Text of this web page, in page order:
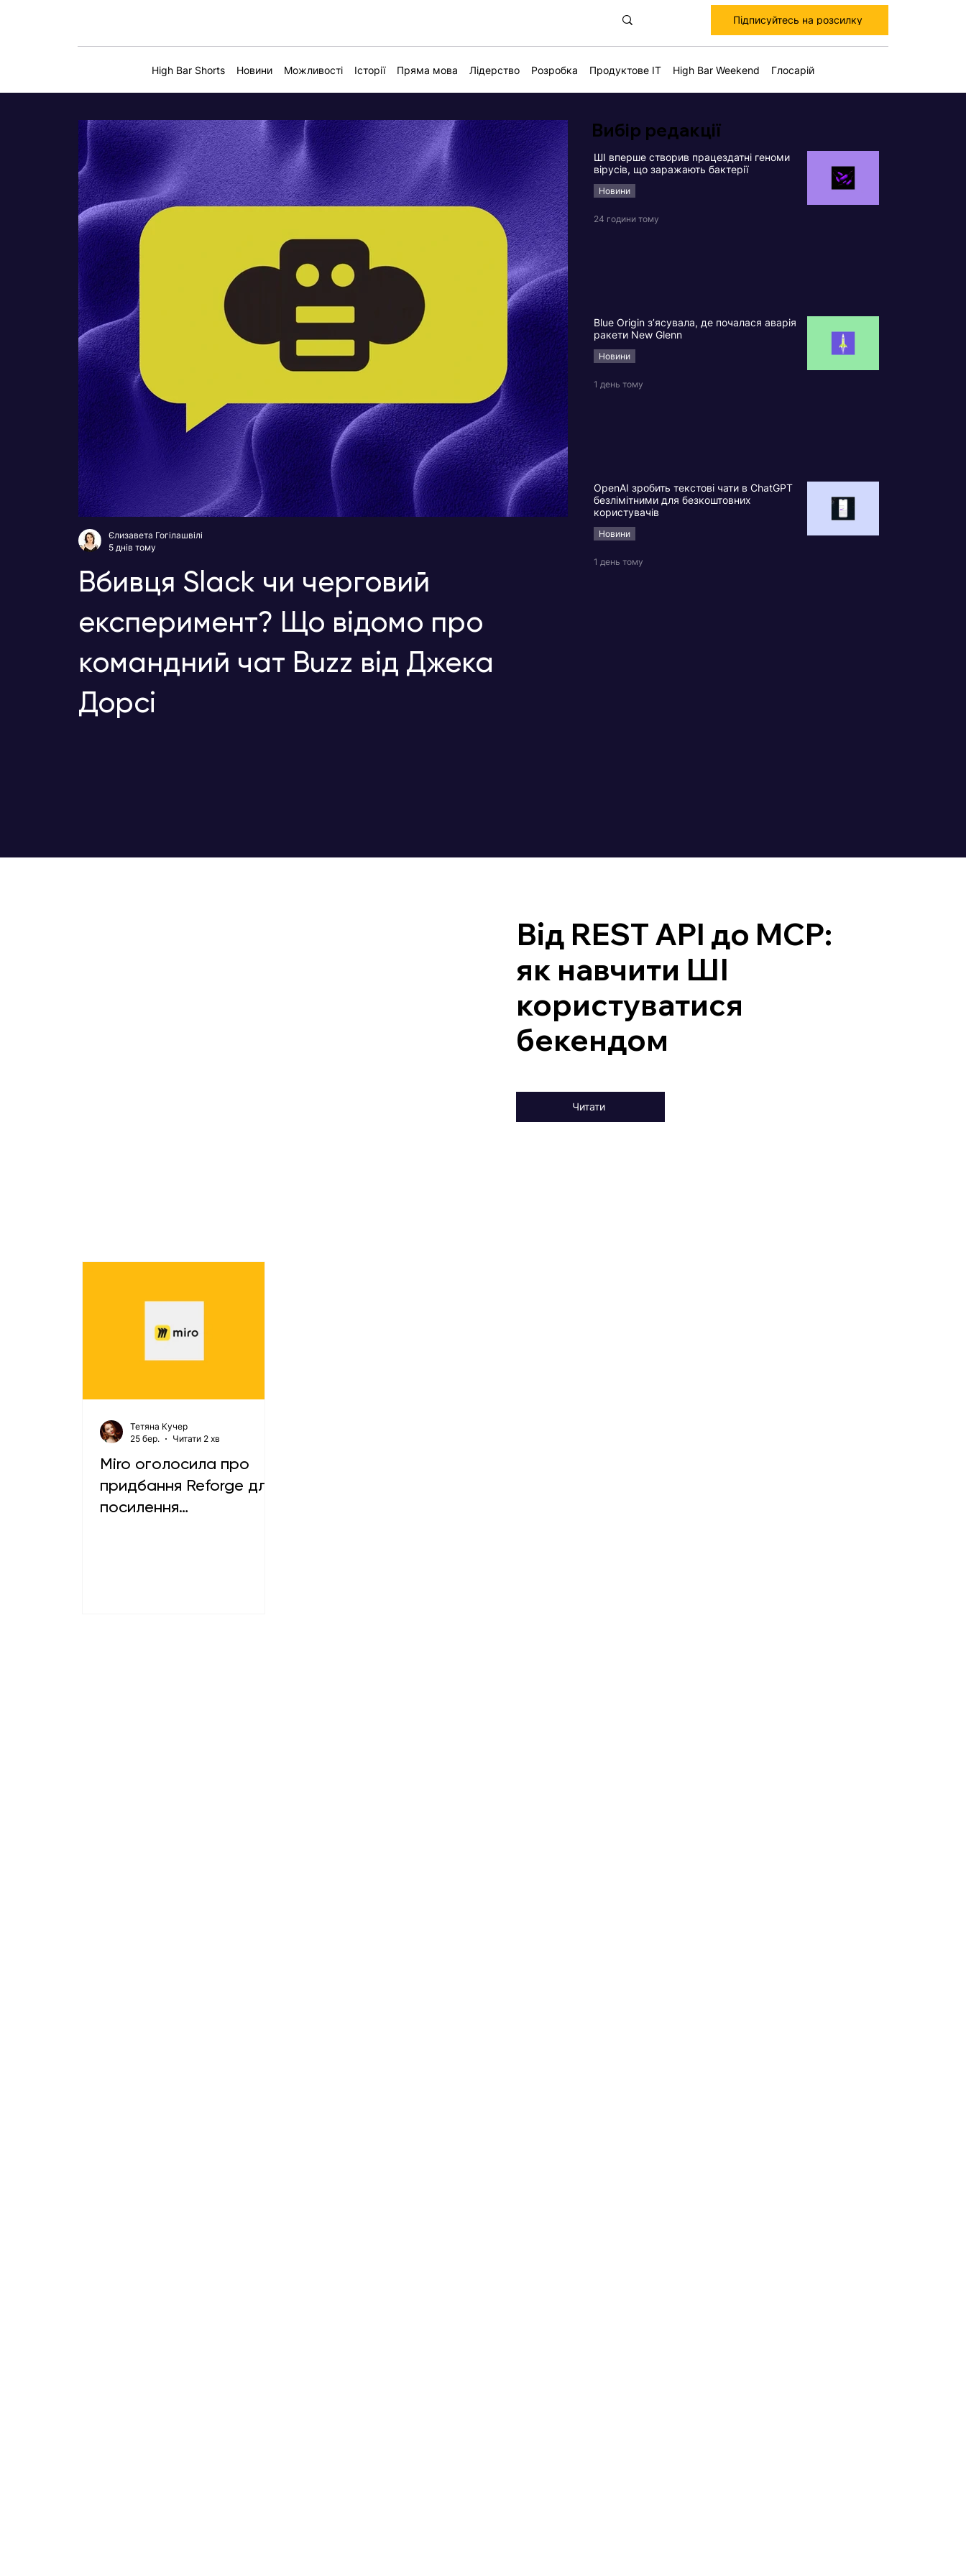
Підписуйтесь на розсилку
High Bar Shorts Новини Можливості Історії Пряма мова Лідерство Розробка Продуктове IT High Bar Weekend Глосарій
Від REST API до MCP:
як навчити ШІ
користуватися
бекендом
Читати
Miro оголосила про
придбання Reforge для
посилення
Тетяна Кучер
25 бер.
Читати 2 хв
Вбивця Slack чи черговий
експеримент? Що відомо про
командний чат Buzz від Джека
Дорсі
Єлизавета Гогілашвілі
5 днів тому
Вибір редакції
ШІ вперше створив працездатні геноми
вірусів, що заражають бактерії
Новини
24 години тому
Blue Origin з’ясувала, де почалася аварія
ракети New Glenn
Новини
1 день тому
OpenAI зробить текстові чати в ChatGPT
безлімітними для безкоштовних
користувачів
Новини
1 день тому